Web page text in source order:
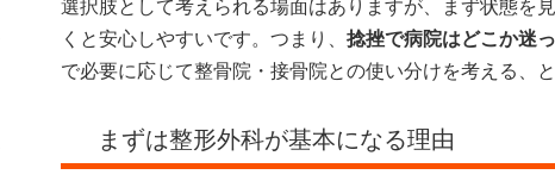
選択肢として考えられる場面はありますが、まず状態を
くと安心しやすいです。つまり、 捻挫で病院はどこか迷
で必要に応じて整骨院・接骨院との使い分けを考える、
まずは整形外科が基本になる理由